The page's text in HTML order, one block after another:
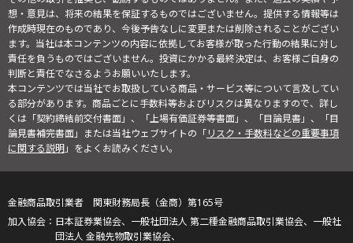
想・意見は、将来の結果を保証するものではございません。提供する情報等は
作成時現在のものであり、今後予告なしに変更または削除されることがござい
ます。当社は本コンテンツの内容に依拠してお客様が取った行動の結果に対し
責任を負うものではございません。投資にかかる最終決定は、お客様ご自身の
判断と責任でなさるようお願いいたします。
本コンテンツでは当社でお取扱している商品・サービス等について言及してい
る部分があります。商品ごとに手数料等およびリスクは異なりますので、詳し
くは「契約締結前交付書面」、「上場有価証券等書面」、「目論見書」、「目
論見書補完書面」または当社ウェブサイトの「リスク・手数料などの重要事項
に関する説明」をよくお読みください。
金融商品取引業者 関東財務局長（金商）第165号
日本証券業協会、一般社団法人 第二種金融商品取引業協会、一般社
団法人 金融先物取引業協会、